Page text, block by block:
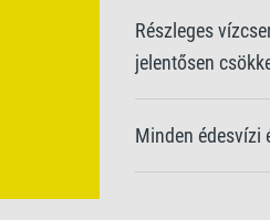
Részleges
jelentősen
Minden édesvízi